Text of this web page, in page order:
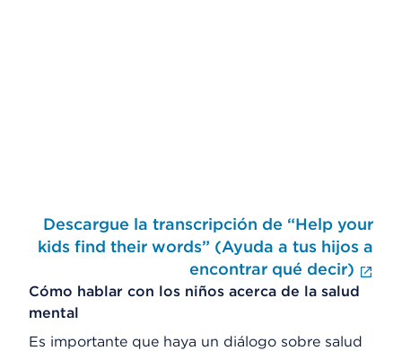
Descargue la transcripción de “Help your
kids find their words” (Ayuda a tus hijos a
encontrar qué decir)
Fin
Cómo hablar con los niños acerca de la salud
mental
Es importante que haya un diálogo sobre salud